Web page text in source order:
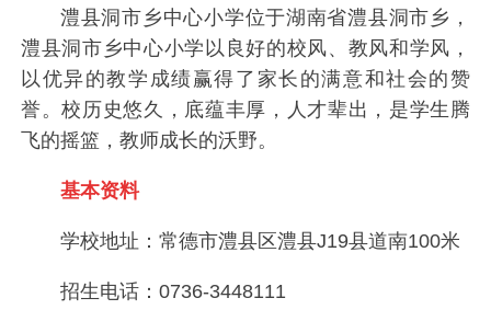
澧县洞市乡中心小学位于湖南省澧县洞市乡，
澧县洞市乡中心小学以良好的校风、教风和学风，
以优异的教学成绩赢得了家长的满意和社会的赞
誉。校历史悠久，底蕴丰厚，人才辈出，是学生腾
飞的摇篮，教师成长的沃野。
基本资料
学校地址：常德市澧县区澧县J19县道南100米
招生电话：0736-3448111